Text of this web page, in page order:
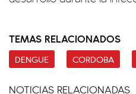
TEMAS RELACIONADOS
DENGUE CORDOBA
NOTICIAS RELACIONADAS